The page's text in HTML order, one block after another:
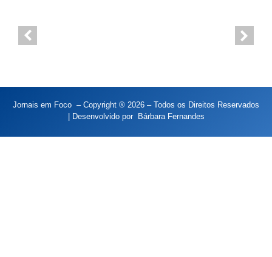
Jornais em Foco – Copyright ® 2026 – Todos os Direitos Reservados
| Desenvolvido por Bárbara Fernandes